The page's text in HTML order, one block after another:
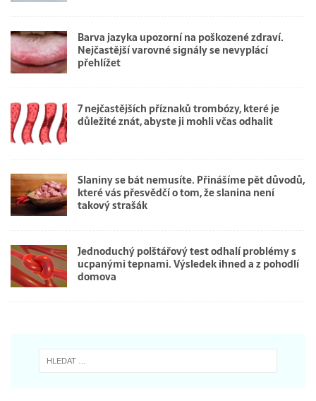
Barva jazyka upozorní na poškozené zdraví.
Nejčastější varovné signály se nevyplácí
přehlížet
7 nejčastějších příznaků trombózy, které je
důležité znát, abyste ji mohli včas odhalit
Slaniny se bát nemusíte. Přinášíme pět důvodů,
které vás přesvědčí o tom, že slanina není
takový strašák
Jednoduchý polštářový test odhalí problémy s
ucpanými tepnami. Výsledek ihned a z pohodlí
domova